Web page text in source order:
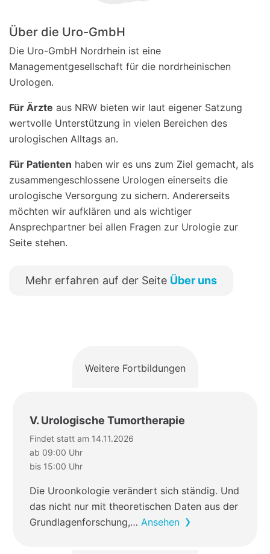
Über die Uro-GmbH
Die Uro-GmbH Nordrhein ist eine
Managementgesellschaft für die nordrheinischen
Urologen.
Für Ärzte aus NRW bieten wir laut eigener Satzung
wertvolle Unterstützung in vielen Bereichen des
urologischen Alltags an.
Für Patienten haben wir es uns zum Ziel gemacht, als
zusammengeschlossene Urologen einerseits die
urologische Versorgung zu sichern. Andererseits
möchten wir aufklären und als wichtiger
Ansprechpartner bei allen Fragen zur Urologie zur
Seite stehen.
Mehr erfahren auf der Seite Über uns
Weitere Fortbildungen
V. Urologische Tumortherapie
Findet statt am 14.11.2026
ab 09:00 Uhr
bis 15:00 Uhr
Die Uroonkologie verändert sich ständig. Und
das nicht nur mit theoretischen Daten aus der
Grundlagenforschung,… Ansehen